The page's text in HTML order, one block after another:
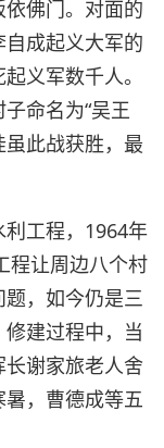
佛门。对面的
成起义大军的
义军数千人。
命名为“吴王
虽此战获胜，最
工程，1964年
程让周边八个村
，如今仍是三
建过程中，当
谢家旅老人舍
，曹德成等五